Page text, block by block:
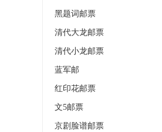
黑题词邮票
清代大龙邮票
清代小龙邮票
蓝军邮
红印花邮票
文5邮票
京剧脸谱邮票